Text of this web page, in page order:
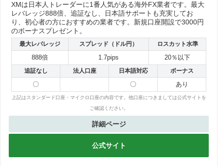
XMは日本人トレーダーに1番人気がある海外FX業者です。最大
レバレッジ888倍、追証なし、日本語サポートも充実してお
り、初心者の方におすすめの業者です。新規口座開設で3000円
のボーナスプレゼント。
最大レバレッジ スプレッド（ドル円） ロスカット水準
888倍 1.7pips 20％以下
追証なし 法人口座 日本語対応 ボーナス
〇 〇 あり
上記はスタンダード口座・マイクロ口座の内容です。他口座につきましては公式サイトを
ご確認ください。
詳細ページ
公式サイト